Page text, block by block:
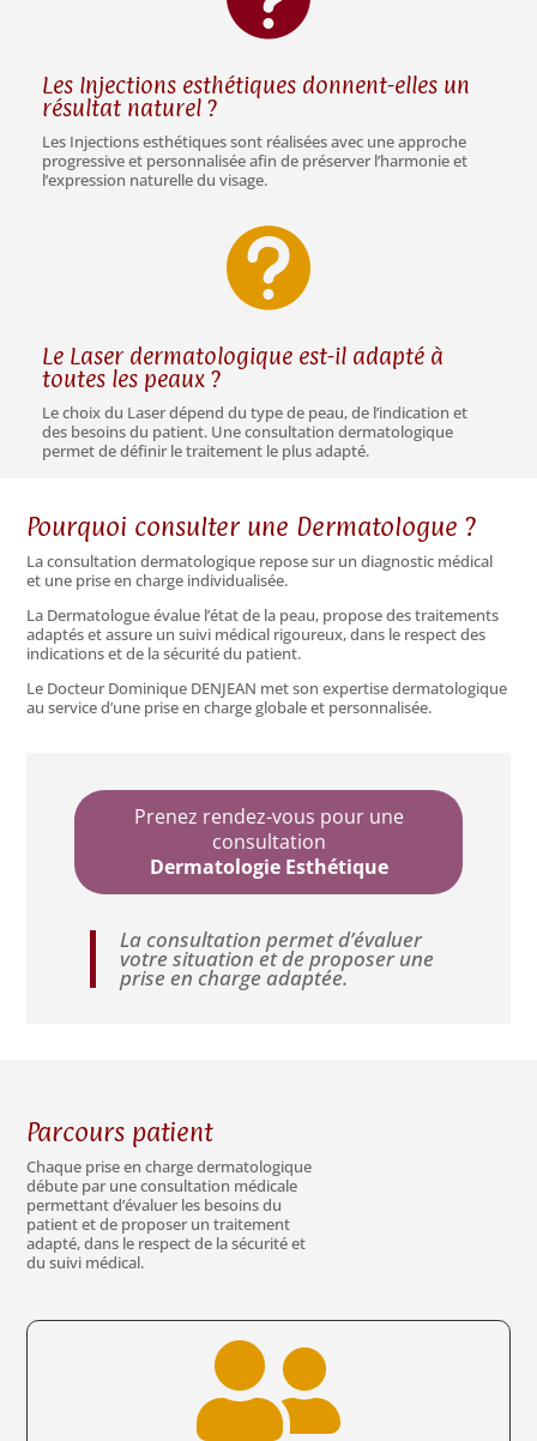
Les Injections esthétiques donnent-elles un
résultat naturel ?
Les Injections esthétiques sont réalisées avec une approche
progressive et personnalisée afin de préserver l’harmonie et
l’expression naturelle du visage.

Le Laser dermatologique est-il adapté à
toutes les peaux ?
Le choix du Laser dépend du type de peau, de l’indication et
des besoins du patient. Une consultation dermatologique
permet de définir le traitement le plus adapté.
Pourquoi consulter une Dermatologue ?
La consultation dermatologique repose sur un diagnostic médical
et une prise en charge individualisée.
La Dermatologue évalue l’état de la peau, propose des traitements
adaptés et assure un suivi médical rigoureux, dans le respect des
indications et de la sécurité du patient.
Le Docteur Dominique DENJEAN met son expertise dermatologique
au service d’une prise en charge globale et personnalisée.
Prenez rendez-vous pour une
consultation
Dermatologie Esthétique
La consultation permet d’évaluer
votre situation et de proposer une
prise en charge adaptée.
Parcours patient
Chaque prise en charge dermatologique
débute par une consultation médicale
permettant d’évaluer les besoins du
patient et de proposer un traitement
adapté, dans le respect de la sécurité et
du suivi médical.
